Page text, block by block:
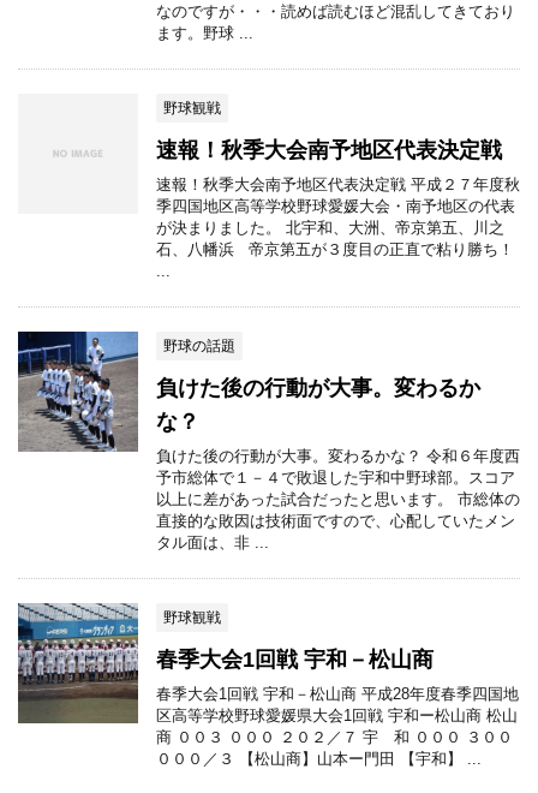
なのですが・・・読めば読むほど混乱してきており
ます。野球 ...
野球観戦
速報！秋季大会南予地区代表決定戦
速報！秋季大会南予地区代表決定戦 平成２７年度秋
季四国地区高等学校野球愛媛大会・南予地区の代表
が決まりました。 北宇和、大洲、帝京第五、川之
石、八幡浜 帝京第五が３度目の正直で粘り勝ち！
野球の話題
負けた後の行動が大事。変わるか
な？
負けた後の行動が大事。変わるかな？ 令和６年度西
予市総体で１－４で敗退した宇和中野球部。スコア
以上に差があった試合だったと思います。 市総体の
直接的な敗因は技術面ですので、心配していたメン
タル面は、非 ...
野球観戦
春季大会1回戦 宇和－松山商
春季大会1回戦 宇和－松山商 平成28年度春季四国地
区高等学校野球愛媛県大会1回戦 宇和ー松山商 松山
商 ００３ ０００ ２０２／７ 宇 和 ０００ ３００
０００／３ 【松山商】山本ー門田 【宇和】 ...